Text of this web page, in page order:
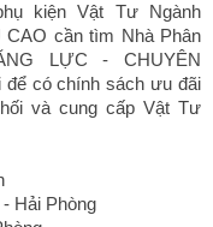
kiện Vật Tư Ngành
cần tìm Nhà Phân
LỰC - CHUYÊN
để có chính sách ưu đãi
và cung cấp Vật Tư
Hải Phòng